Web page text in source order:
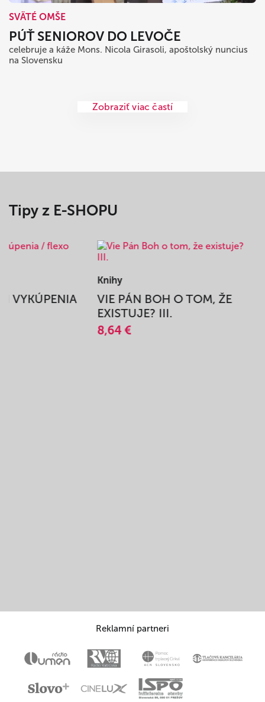
SVÄTÉ OMŠE
PÚŤ SENIOROV DO LEVOČE
celebruje a káže Mons. Nicola Girasoli, apoštolský nuncius
na Slovensku
Zobraziť viac častí
Tipy z E-SHOPU
VYKÚPENIA
Knihy
VIE PÁN BOH O TOM, ŽE
EXISTUJE? III.
8,64 €
Reklamní partneri